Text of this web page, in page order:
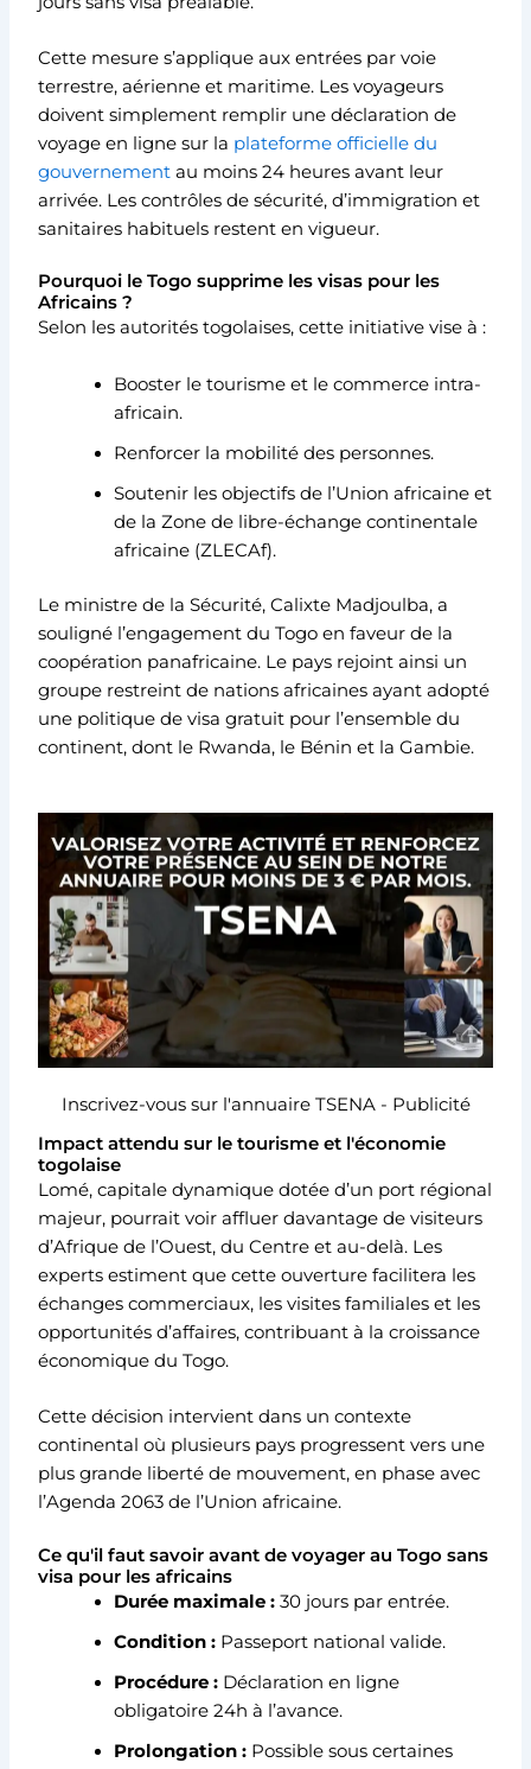
Cette mesure s’applique aux entrées par voie
terrestre, aérienne et maritime. Les voyageurs
doivent simplement remplir une déclaration de
voyage en ligne sur la plateforme officielle du
gouvernement au moins 24 heures avant leur
arrivée. Les contrôles de sécurité, d’immigration et
sanitaires habituels restent en vigueur.
Pourquoi le Togo supprime les visas pour les
Africains ?
Selon les autorités togolaises, cette initiative vise à :
Booster le tourisme et le commerce intra-
africain.
Renforcer la mobilité des personnes.
Soutenir les objectifs de l’Union africaine et
de la Zone de libre-échange continentale
africaine (ZLECAf).
Le ministre de la Sécurité, Calixte Madjoulba, a
souligné l’engagement du Togo en faveur de la
coopération panafricaine. Le pays rejoint ainsi un
groupe restreint de nations africaines ayant adopté
une politique de visa gratuit pour l’ensemble du
continent, dont le Rwanda, le Bénin et la Gambie.
Inscrivez-vous sur l'annuaire TSENA - Publicité
Impact attendu sur le tourisme et l'économie
togolaise
Lomé, capitale dynamique dotée d’un port régional
majeur, pourrait voir affluer davantage de visiteurs
d’Afrique de l’Ouest, du Centre et au-delà. Les
experts estiment que cette ouverture facilitera les
échanges commerciaux, les visites familiales et les
opportunités d’affaires, contribuant à la croissance
économique du Togo.
Cette décision intervient dans un contexte
continental où plusieurs pays progressent vers une
plus grande liberté de mouvement, en phase avec
l’Agenda 2063 de l’Union africaine.
Ce qu'il faut savoir avant de voyager au Togo sans
visa pour les africains
Durée maximale : 30 jours par entrée.
Condition : Passeport national valide.
Procédure : Déclaration en ligne
obligatoire 24h à l’avance.
Prolongation : Possible sous certaines